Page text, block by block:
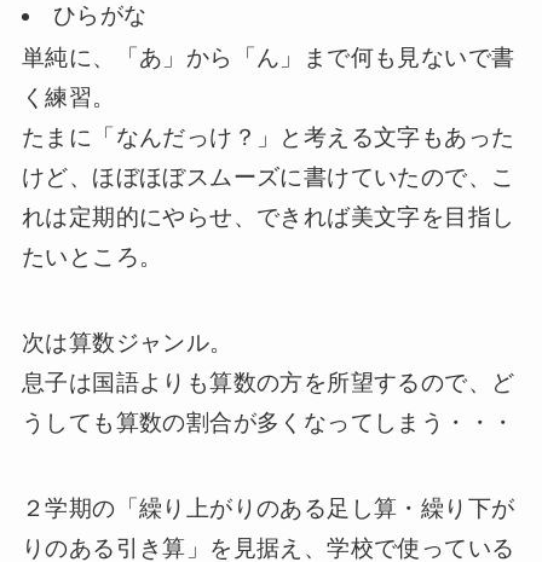
ひらがな
単純に、「あ」から「ん」まで何も見ないで書
く練習。
たまに「なんだっけ？」と考える文字もあった
けど、ほぼほぼスムーズに書けていたので、こ
れは定期的にやらせ、できれば美文字を目指し
たいところ。
次は算数ジャンル。
息子は国語よりも算数の方を所望するので、ど
うしても算数の割合が多くなってしまう・・・
２学期の「繰り上がりのある足し算・繰り下が
りのある引き算」を見据え、学校で使っている